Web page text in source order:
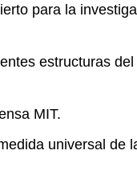
para la
estructuras
MIT.
universal de